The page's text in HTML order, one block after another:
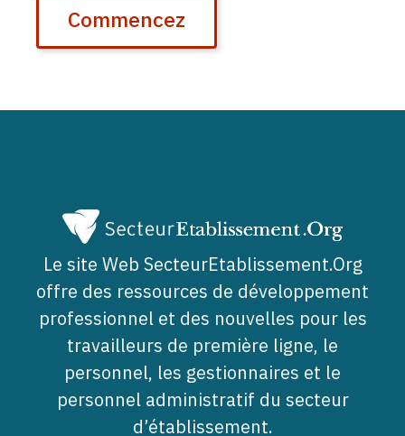
Commencez
Le site Web SecteurEtablissement.Org
offre des ressources de développement
professionnel et des nouvelles pour les
travailleurs de première ligne, le
personnel, les gestionnaires et le
personnel administratif du secteur
d’établissement.